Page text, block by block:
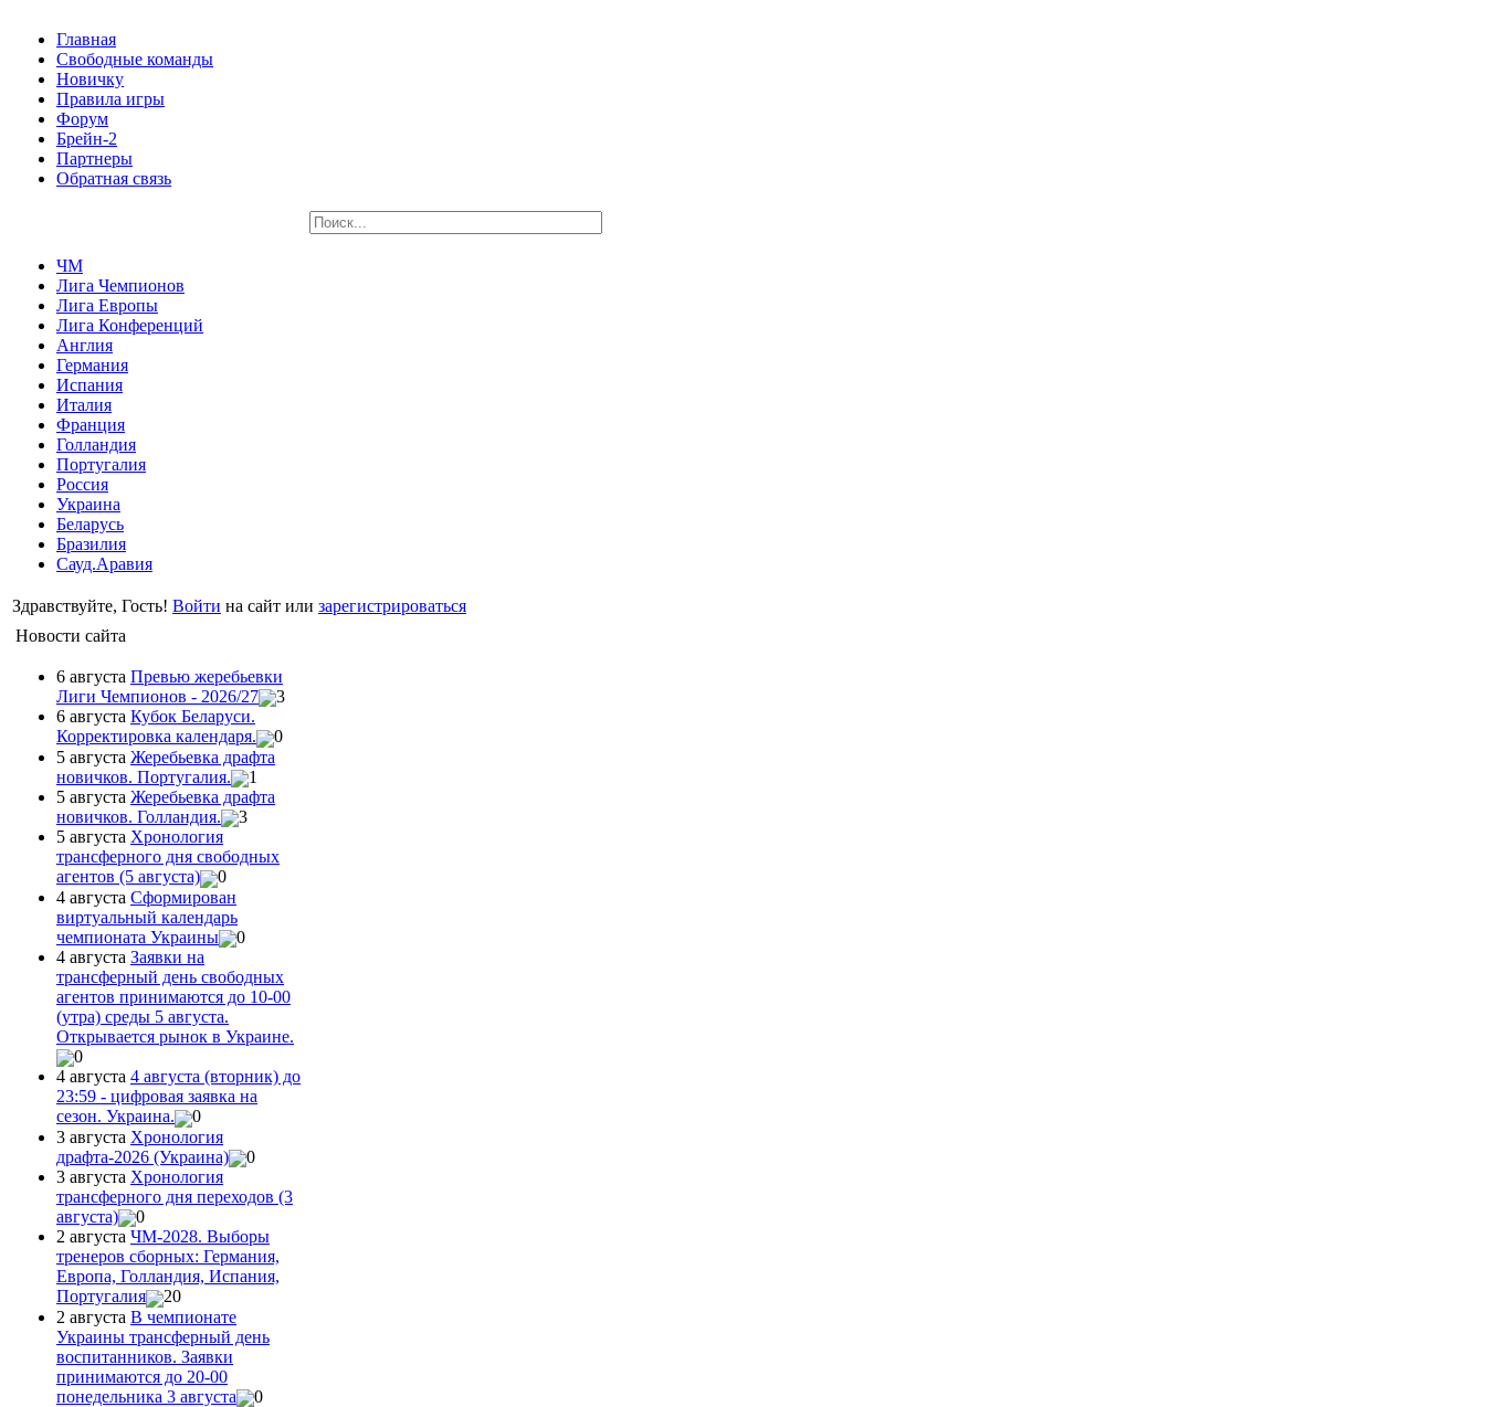
Главная
Свободные команды
Новичку
Правила игры
Форум
Брейн-2
Партнеры
Обратная связь
ЧМ
Лига Чемпионов
Лига Европы
Лига Конференций
Англия
Германия
Испания
Италия
Франция
Голландия
Португалия
Россия
Украина
Беларусь
Бразилия
Сауд.Аравия
Здравствуйте, Гость! Войти на сайт или зарегистрироваться
Новости сайта
6 августа Превью жеребьевки
Лиги Чемпионов - 2026/27
3
6 августа Кубок Беларуси.
Корректировка календаря.
0
5 августа Жеребьевка драфта
новичков. Португалия.
1
5 августа Жеребьевка драфта
новичков. Голландия.
3
5 августа Хронология
трансферного дня свободных
агентов (5 августа)
0
4 августа Сформирован
виртуальный календарь
чемпионата Украины
0
4 августа Заявки на
трансферный день свободных
агентов принимаются до 10-00
(утра) среды 5 августа.
Открывается рынок в Украине.
0
4 августа 4 августа (вторник) до
23:59 - цифровая заявка на
сезон. Украина.
0
3 августа Хронология
драфта-2026 (Украина)
0
3 августа Хронология
трансферного дня переходов (3
августа)
0
2 августа ЧМ-2028. Выборы
тренеров сборных: Германия,
Европа, Голландия, Испания,
Португалия
20
2 августа В чемпионате
Украины трансферный день
воспитанников. Заявки
принимаются до 20-00
понедельника 3 августа
0